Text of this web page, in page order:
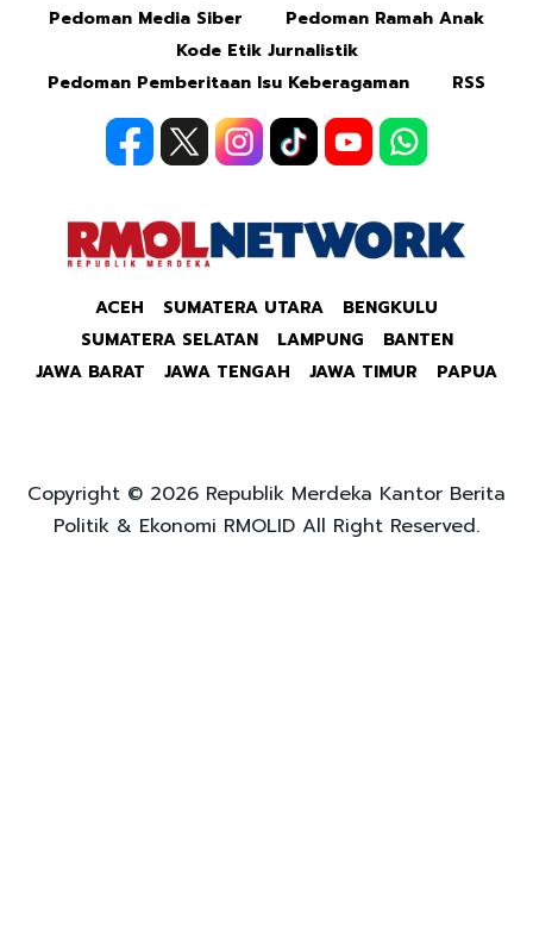
Pedoman Media Siber
Pedoman Ramah Anak
Kode Etik Jurnalistik
Pedoman Pemberitaan Isu Keberagaman
RSS
ACEH SUMATERA UTARA
BENGKULU
SUMATERA SELATAN
LAMPUNG
BANTEN
JAWA BARAT
JAWA TENGAH JAWA TIMUR PAPUA
Copyright © 2026 Republik Merdeka Kantor Berita
Politik & Ekonomi RMOLID All Right Reserved.